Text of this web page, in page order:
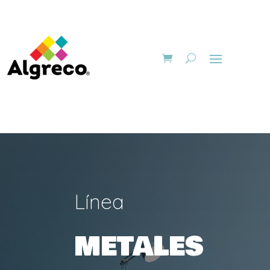
Línea
METALES